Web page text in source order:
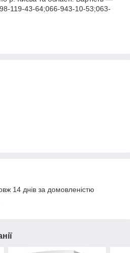
119-43-64;066-943-10-53;063-
14 днів за домовленістю